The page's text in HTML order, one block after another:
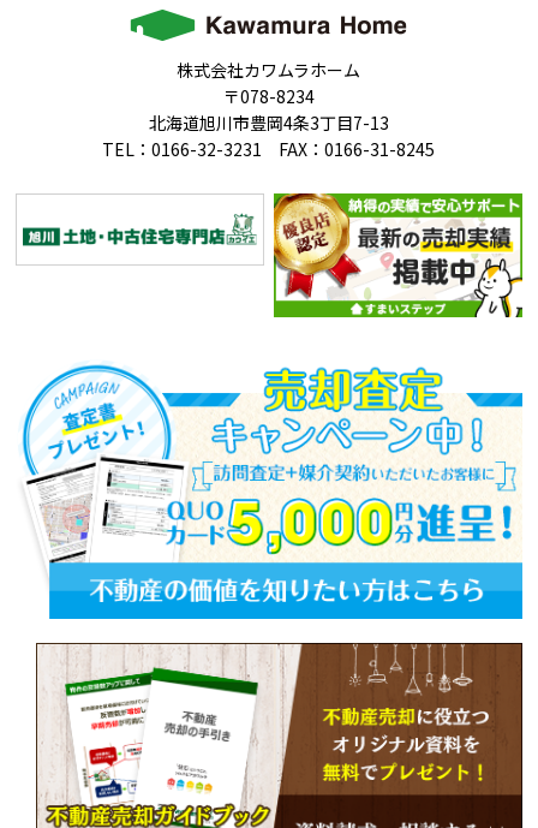
株式会社カワムラホーム
〒078-8234
北海道旭川市豊岡4条3丁目7-13
TEL：0166-32-3231 FAX：0166-31-8245